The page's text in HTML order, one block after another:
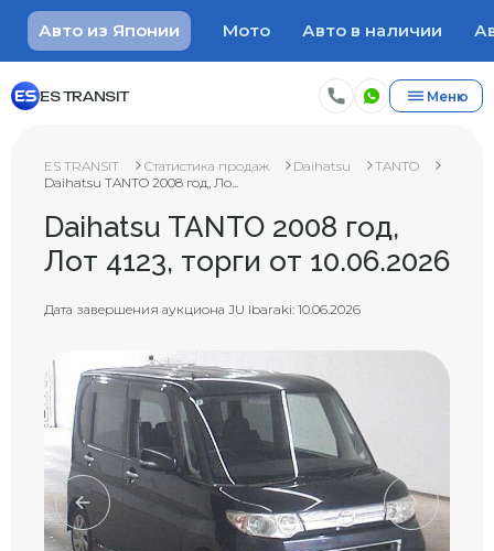
Авто из Японии Мото Авто в наличии
ES TRANSIT Меню
ES TRANSIT Статистика продаж Daihatsu
TANTO
Daihatsu TANTO 2008 год, Ло...
Daihatsu TANTO 2008 год,
Лот 4123, торги от 10.06.2026
Дата завершения аукциона JU Ibaraki: 10.06.2026